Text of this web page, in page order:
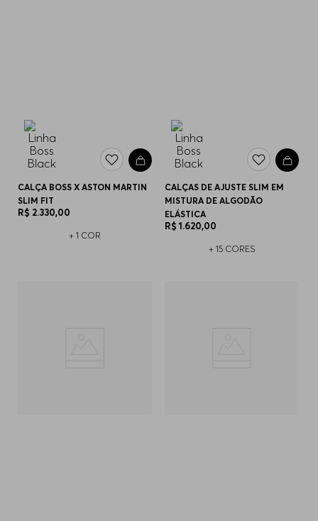
CALÇA BOSS X ASTON MARTIN
SLIM FIT
R$ 2.330,00
+ 1 COR
CALÇAS DE AJUSTE SLIM EM
MISTURA DE ALGODÃO
ELÁSTICA
R$ 1.620,00
+ 15 CORES